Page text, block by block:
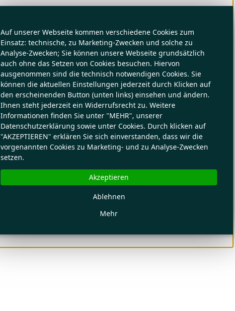
Auf unserer Webseite kommen verschiedene Cookies zum
Einsatz: technische, zu Marketing-Zwecken und solche zu
Analyse-Zwecken; Sie können unsere Webseite grundsätzlich
auch ohne das Setzen von Cookies besuchen. Hiervon
ausgenommen sind die technisch notwendigen Cookies. Sie
können die aktuellen Einstellungen jederzeit durch Klicken auf
den erscheinenden Button (unten links) einsehen und ändern.
Ihnen steht jederzeit ein Widerrufsrecht zu. Weitere
Informationen finden Sie unter "MEHR", unserer
Datenschutzerklärung sowie unter Cookies. Durch klicken auf
"AKZEPTIEREN" erklären Sie sich einverstanden, dass wir die
vorgenannten Cookies zu Marketing- und zu Analyse-Zwecken
setzen.
Mehr
Ablehnen
Akzeptieren